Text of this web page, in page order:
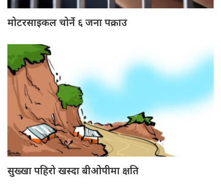
मोटरसाइकल चोर्ने ६ जना पक्राउ
सुख्खा पहिरो खस्दा बीओपीमा क्षति